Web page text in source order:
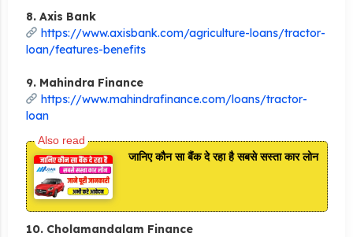
8. Axis Bank
https://www.axisbank.com/agriculture-loans/tractor-
loan/features-benefits
9. Mahindra Finance
https://www.mahindrafinance.com/loans/tractor-
loan
जानिए कौन सा बैंक दे रहा है सबसे सस्ता कार लोन
10. Cholamandalam Finance